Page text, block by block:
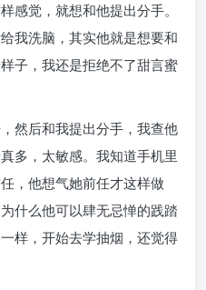
感觉，就想和他提出分手。
我洗脑，其实他就是想要和
子，我还是拒绝不了甜言蜜
然后和我提出分手，我查他
多，太敏感。我知道手机里
，他想气她前任才这样做
什么他可以肆无忌惮的践踏
样，开始去学抽烟，还觉得